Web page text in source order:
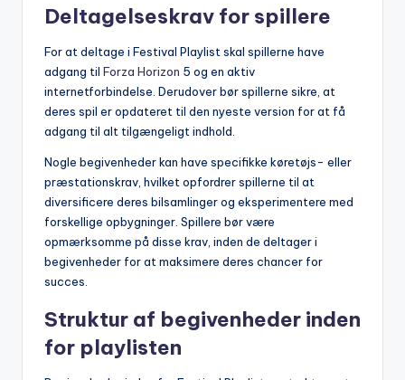
Deltagelseskrav for spillere
For at deltage i Festival Playlist skal spillerne have
adgang til Forza Horizon 5 og en aktiv
internetforbindelse. Derudover bør spillerne sikre, at
deres spil er opdateret til den nyeste version for at få
adgang til alt tilgængeligt indhold.
Nogle begivenheder kan have specifikke køretøjs- eller
præstationskrav, hvilket opfordrer spillerne til at
diversificere deres bilsamlinger og eksperimentere med
forskellige opbygninger. Spillere bør være
opmærksomme på disse krav, inden de deltager i
begivenheder for at maksimere deres chancer for
succes.
Struktur af begivenheder inden
for playlisten